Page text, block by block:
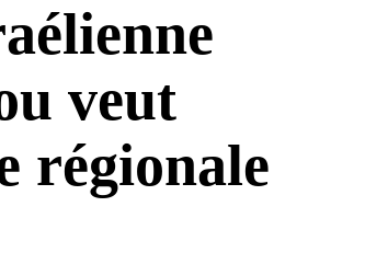
veut
régionale